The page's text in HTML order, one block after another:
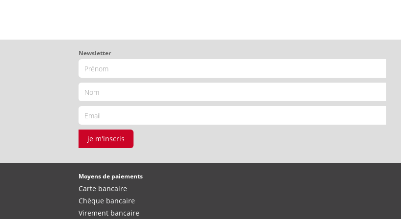
Newsletter
je m'inscris
Moyens de paiements
Carte bancaire
Chèque bancaire
Virement bancaire